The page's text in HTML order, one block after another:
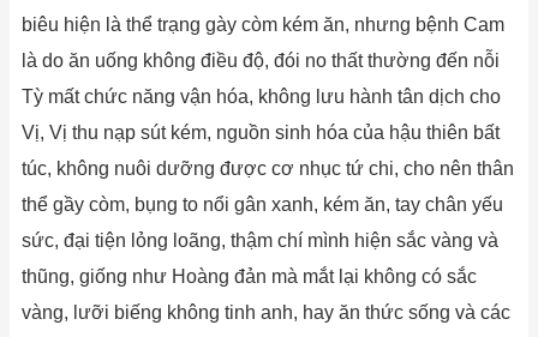
biêu hiện là thể trạng gày còm kém ăn, nhưng bệnh Cam
là do ăn uống không điều độ, đói no thất thường đến nỗi
Tỳ mất chức năng vận hóa, không lưu hành tân dịch cho
Vị, Vị thu nạp sút kém, nguồn sinh hóa của hậu thiên bất
túc, không nuôi dưỡng được cơ nhục tứ chi, cho nên thân
thể gầy còm, bụng to nổi gân xanh, kém ăn, tay chân yếu
sức, đại tiện lỏng loãng, thậm chí mình hiện sắc vàng và
thũng, giống như Hoàng đản mà mắt lại không có sắc
vàng, lưỡi biếng không tinh anh, hay ăn thức sống và các